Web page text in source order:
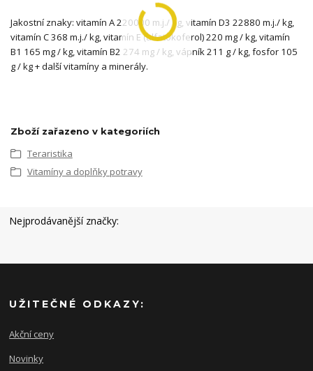
Jakostní znaky: vitamín A 220000 m.j./ kg, vitamín D3 22880 m.j./ kg,
vitamín C 368 m.j./ kg, vitamín E (alfatokoferol) 220 mg / kg, vitamín
B1 165 mg / kg, vitamín B2 274 mg / kg, vápník 211 g / kg, fosfor 105
g / kg + další vitamíny a minerály.
Zboží zařazeno v kategoriích
Teraristika
Vitamíny a doplňky potravy
Nejprodávanější značky:
UŽITEČNÉ ODKAZY:
Akční ceny
Novinky